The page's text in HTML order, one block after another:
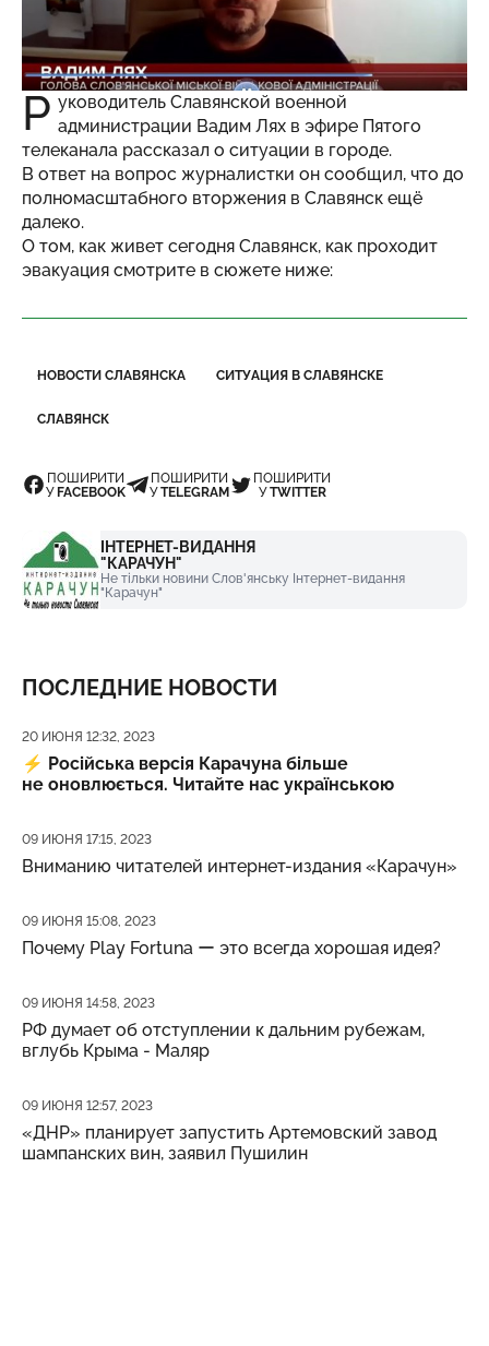
Р уководитель Славянской военной
администрации Вадим Лях в эфире Пятого
телеканала рассказал о ситуации в городе.
В ответ на вопрос журналистки он сообщил, что до
полномасштабного вторжения в Славянск ещё
далеко.
О том, как живет сегодня Славянск, как проходит
эвакуация смотрите в сюжете ниже:
НОВОСТИ СЛАВЯНСКА СИТУАЦИЯ В СЛАВЯНСКЕ
СЛАВЯНСК
ПОШИРИТИ
УFACEBOOK
ПОШИРИТИ
УTELEGRAM
ПОШИРИТИ
УTWITTER
ІНТЕРНЕТ-ВИДАННЯ
"КАРАЧУН"
Не тільки новини Слов'янську Інтернет-видання
"Карачун"
ПОСЛЕДНИЕ НОВОСТИ
Дата публикации
20 ИЮНЯ 12:32, 2023
⚡️ Російська версія Карачуна більше
не оновлюється. Читайте нас українською
Дата публикации
09 ИЮНЯ 17:15, 2023
Вниманию читателей интернет-издания «Карачун»
Дата публикации
09 ИЮНЯ 15:08, 2023
Почему Play Fortuna ー это всегда хорошая идея?
Дата публикации
09 ИЮНЯ 14:58, 2023
РФ думает об отступлении к дальним рубежам,
вглубь Крыма - Маляр
Дата публикации
09 ИЮНЯ 12:57, 2023
«ДНР» планирует запустить Артемовский завод
шампанских вин, заявил Пушилин